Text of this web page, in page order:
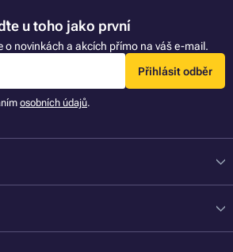
u toho jako první
o novinkách a akcích přímo na váš e-mail.
Přihlásit odběr
osobních údajů.